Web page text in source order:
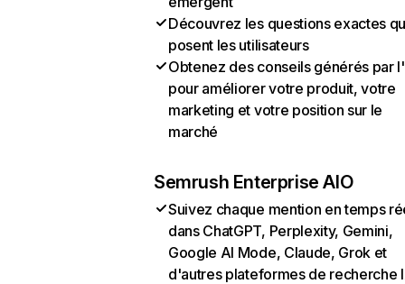
Découvrez les questions exactes
posent les utilisateurs
Obtenez des conseils générés par
pour améliorer votre produit, votre
marketing et votre position sur le
marché
Semrush Enterprise AIO
Suivez chaque mention en temps
dans ChatGPT, Perplexity, Gemini,
Google AI Mode, Claude, Grok et
d'autres plateformes de recherche